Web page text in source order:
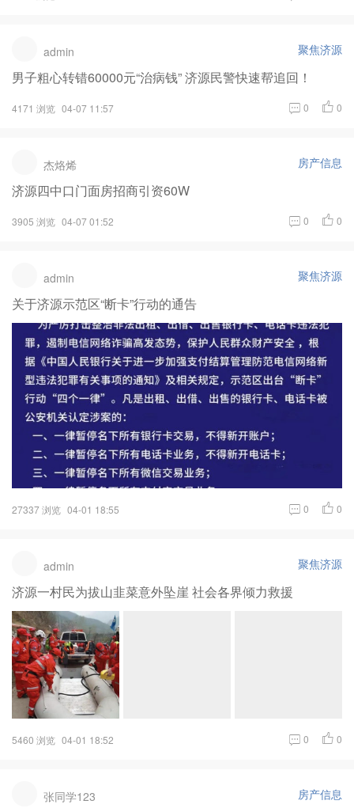
admin 聚焦济源
男子粗心转错60000元“治病钱” 济源民警快速帮追回！
4171 浏览 04-07 11:57 0 0
杰烙烯 房产信息
济源四中口门面房招商引资60W
3905 浏览 04-07 01:52 0 0
admin 聚焦济源
关于济源示范区“断卡”行动的通告
27337 浏览 04-01 18:55 0 0
admin 聚焦济源
济源一村民为拔山韭菜意外坠崖 社会各界倾力救援
5460 浏览 04-01 18:52 0 0
张同学123 房产信息